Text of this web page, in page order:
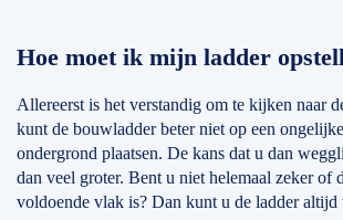
Hoe moet ik mijn ladder
Allereerst is het verstandig om te kijken naar
kunt de bouwladder beter niet op een
ondergrond plaatsen. De kans dat u dan
dan veel groter. Bent u niet helemaal zeker of
voldoende vlak is? Dan kunt u de ladder altijd